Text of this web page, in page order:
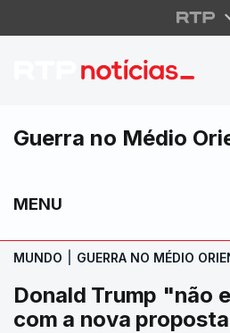
Donald
Guerra no Médio
MENU
MUNDO GUERRA NO MÉDIO
Donald Trump "não
com a nova